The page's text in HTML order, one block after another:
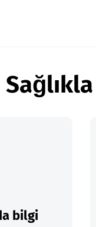
bilgi